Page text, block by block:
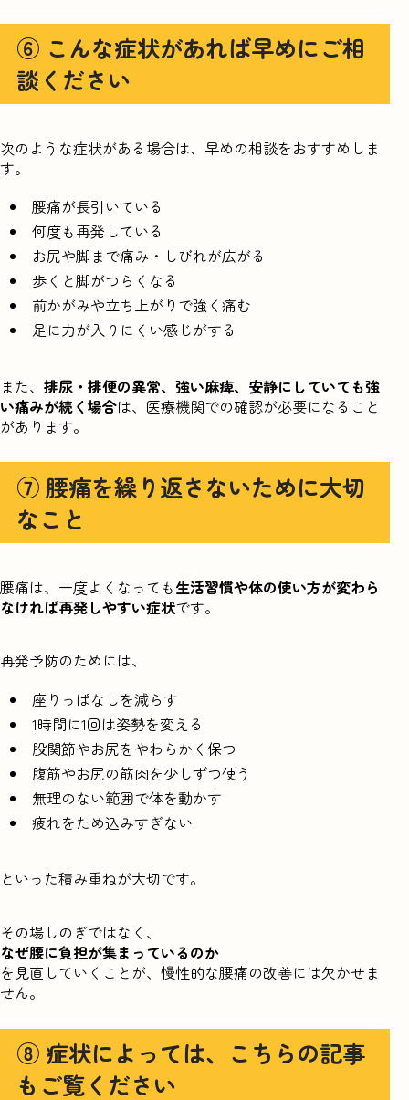
⑥ こんな症状があれば早めにご相
談ください
次のような症状がある場合は、早めの相談をおすすめしま
す。
腰痛が長引いている
何度も再発している
お尻や脚まで痛み・しびれが広がる
歩くと脚がつらくなる
前かがみや立ち上がりで強く痛む
足に力が入りにくい感じがする
また、 排尿・排便の異常、強い麻痺、安静にしていても強
い痛みが続く場合は、医療機関での確認が必要になること
があります。
⑦ 腰痛を繰り返さないために大切
なこと
腰痛は、一度よくなっても生活習慣や体の使い方が変わら
なければ再発しやすい症状です。
再発予防のためには、
座りっぱなしを減らす
1時間に1回は姿勢を変える
股関節やお尻をやわらかく保つ
腹筋やお尻の筋肉を少しずつ使う
無理のない範囲で体を動かす
疲れをため込みすぎない
といった積み重ねが大切です。
その場しのぎではなく、
なぜ腰に負担が集まっているのか
を見直していくことが、慢性的な腰痛の改善には欠かせま
せん。
⑧ 症状によっては、こちらの記事
もご覧ください